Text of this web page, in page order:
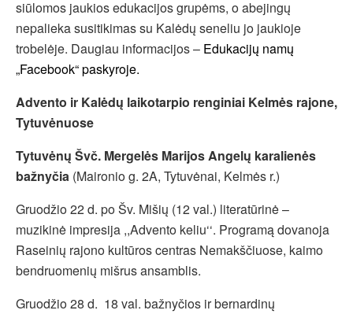
siūlomos jaukios edukacijos grupėms, o abejingų
nepalieka susitikimas su Kalėdų seneliu jo jaukioje
trobelėje. Daugiau informacijos – Edukacijų namų
„Facebook“ paskyroje.
Advento ir Kalėdų laikotarpio renginiai Kelmės rajone,
Tytuvėnuose
Tytuvėnų Švč. Mergelės Marijos Angelų karalienės
bažnyčia (Maironio g. 2A, Tytuvėnai, Kelmės r.)
Gruodžio 22 d. po Šv. Mišių (12 val.) literatūrinė –
muzikinė impresija ,,Advento keliu‘‘. Programą dovanoja
Raseinių rajono kultūros centras Nemakščiuose, kaimo
bendruomenių mišrus ansamblis.
Gruodžio 28 d. 18 val. bažnyčios ir bernardinų